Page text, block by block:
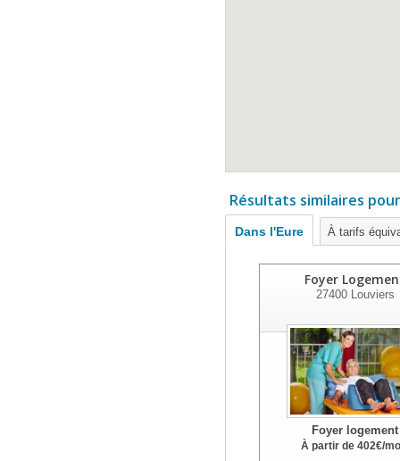
Résultats similaires
Dans l'Eure À tarifs
Foyer
27400Louviers
Foyer logement
À partir de 402€/